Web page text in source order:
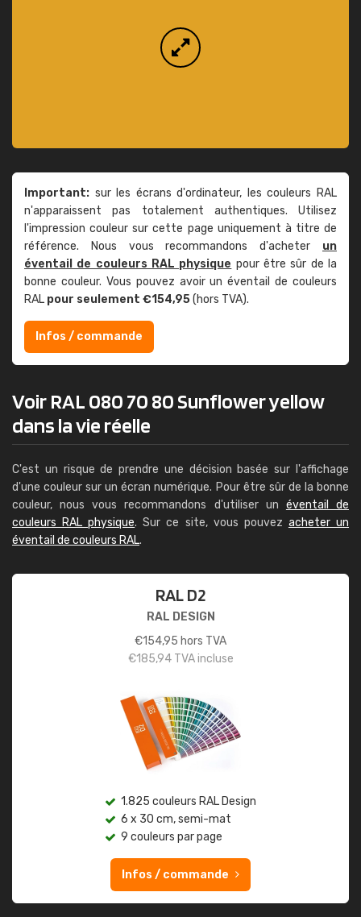
Important: sur les écrans d'ordinateur, les couleurs RAL
n'apparaissent pas totalement authentiques. Utilisez
l'impression couleur sur cette page uniquement à titre de
référence. Nous vous recommandons d'acheter un
éventail de couleurs RAL physique pour être sûr de la
bonne couleur. Vous pouvez avoir un éventail de couleurs
RAL pour seulement €154,95(hors TVA).
Infos / commande
Voir RAL 080 70 80 Sunflower yellow
dans la vie réelle
C'est un risque de prendre une décision basée sur l'affichage
d'une couleur sur un écran numérique. Pour être sûr de la bonne
couleur, nous vous recommandons d'utiliser un éventail de
couleurs RAL physique. Sur ce site, vous pouvez acheter un
éventail de couleurs RAL.
RAL D2
RAL DESIGN
€154,95 hors TVA
€185,94TVA incluse
1.825 couleurs RAL Design
6 x 30 cm, semi-mat
9 couleurs par page
Infos / commande